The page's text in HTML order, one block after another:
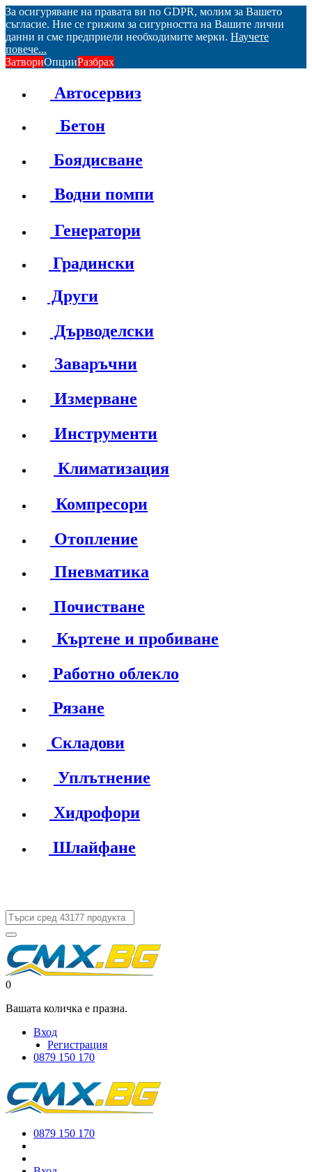
За осигуряване на правата ви по GDPR, молим за Вашето
съгласие. Ние се грижим за сигурността на Вашите лични
данни и сме предприели необходимите мерки. Научете
повече...
ЗатвориОпцииРазбрах
Автосервиз
Бетон
Боядисване
Водни помпи
Генератори
Градински
Други
Дърводелски
Заваръчни
Измерване
Инструменти
Климатизация
Компресори
Отопление
Пневматика
Почистване
Къртене и пробиване
Работно облекло
Рязане
Складови
Уплътнение
Хидрофори
Шлайфане
0
Вашата количка е празна.
Вход
Регистрация
0879 150 170
0879 150 170